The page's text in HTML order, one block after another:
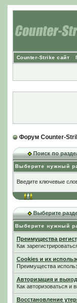
Counter-Strike сайт
Форум Counter-
Поиск по
Выберите нужный
Введите ключевые
Выберите
Выберите нужный
Преимущества
Как
Cookies и их
Преимущества
Авторизация и выход
Как авторизоваться и
Восстановление